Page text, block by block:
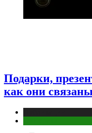
Подарки,
как они